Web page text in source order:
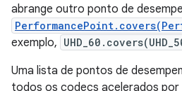
abrange outro ponto de
exemplo,
Uma lista de pontos de
todos os codecs acelerados por